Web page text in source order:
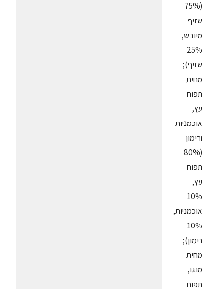
(75%
שזיף
מיובש,
25%
שזיף);
מחית
תפוח
עץ,
אוכמניות
ורימון
(80%
תפוח
עץ,
10%
אוכמניות,
10%
רימון);
מחית
מנגו,
תפוח